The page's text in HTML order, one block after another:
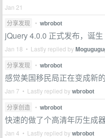
Jan 21
分享发现
• wbrobot
jQuery 4.0.0 正式发布，诞生
Jan 18 • Lastly replied by
分享发现 • wbrobot
感觉美国移民局正在变成新
Jan 7 • Lastly replied bywbrobot
分享创造 • wbrobot
快速的做了个高清年历生成
Jan 4 • Lastly replied bywbrobot